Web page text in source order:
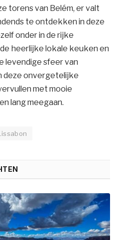
torens van Belém, er valt
te ontdekken in deze
onder in de rijke
heerlijke lokale keuken en
levendige sfeer van
deze onvergetelijke
met mooie
lang meegaan.